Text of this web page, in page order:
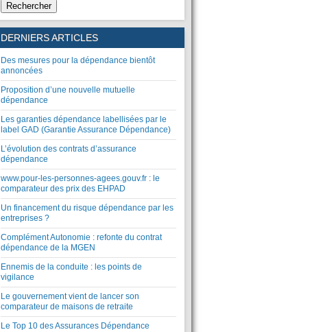
Rechercher
DERNIERS ARTICLES
Des mesures pour la dépendance bientôt
annoncées
Proposition d’une nouvelle mutuelle
dépendance
Les garanties dépendance labellisées par le
label GAD (Garantie Assurance Dépendance)
L’évolution des contrats d’assurance
dépendance
www.pour-les-personnes-agees.gouv.fr : le
comparateur des prix des EHPAD
Un financement du risque dépendance par les
entreprises ?
Complément Autonomie : refonte du contrat
dépendance de la MGEN
Ennemis de la conduite : les points de
vigilance
Le gouvernement vient de lancer son
comparateur de maisons de retraite
Le Top 10 des Assurances Dépendance